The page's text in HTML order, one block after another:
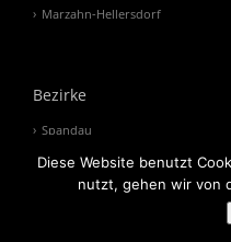
Marzahn-Hellersdorf
Bezirke
Spandau
Steglitz-Zehlendorf
Tempelhof-Schöneberg
Diese Website benutzt
nutzt, gehen wir von